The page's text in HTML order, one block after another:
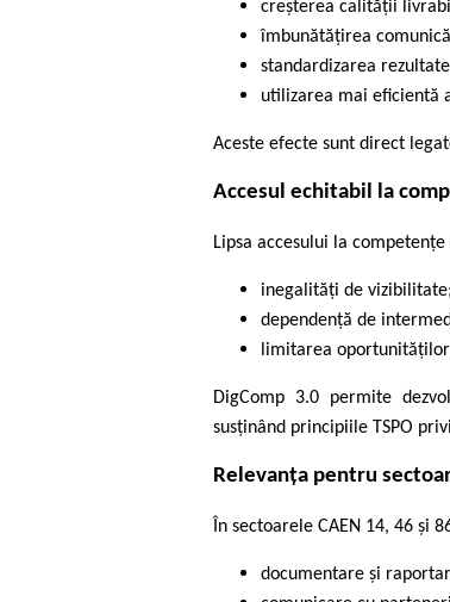
creșterea calității
îmbunătățirea
standardizarea
utilizarea mai eficientă
Aceste efecte sunt direct
Accesul echitabil la
Lipsa accesului la
inegalități de vizibilitate;
dependență de
limitarea
DigComp 3.0 permite
susținând principiile TSPO
Relevanța pentru
În sectoarele CAEN 14, 46 și
documentare și